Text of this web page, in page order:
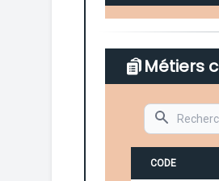
Métiers
Search
CODE